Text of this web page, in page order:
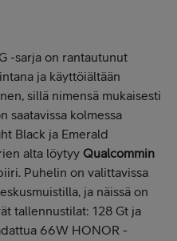
-sarja on rantautunut
ja käyttöiältään
sillä nimensä mukaisesti
saatavissa kolmessa
Black ja Emerald
alta löytyy Qualcommin
Puhelin on valittavissa
ja näissä on
tallennustilat: 128 Gt ja
66W HONOR -